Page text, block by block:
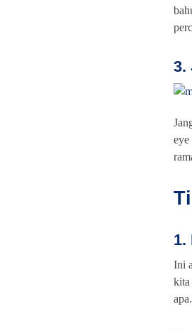
3.
eye
1.
Ini
kita